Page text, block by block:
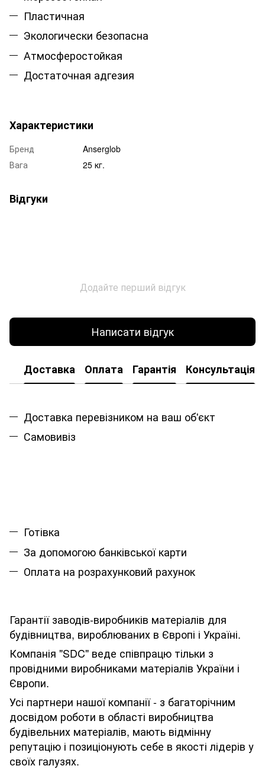
Пластичная
Экологически безопасна
Атмосферостойкая
Достаточная адгезия
Характеристики
Бренд
Anserglob
Вага
25 кг.
Відгуки
Додайте перший відгук
Написати відгук
Доставка Оплата Гарантія Консультація
Доставка перевізником на ваш об'єкт
Самовивіз
Готівка
За допомогою банківської карти
Оплата на розрахунковий рахунок
Гарантії заводів-виробників матеріалів для
будівництва, вироблюваних в Європі і Україні.
Компанія "SDC" веде співпрацю тільки з
провідними виробниками матеріалів України і
Європи.
Усі партнери нашої компанії - з багаторічним
досвідом роботи в області виробництва
будівельних матеріалів, мають відмінну
репутацію і позиціонують себе в якості лідерів у
своїх галузях.